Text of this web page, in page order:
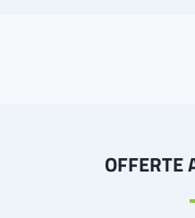
OFFERTE